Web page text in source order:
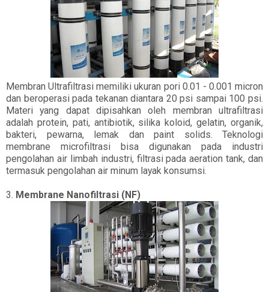
Membran Ultrafiltrasi memiliki ukuran pori 0.01 - 0.001 micron
dan beroperasi pada tekanan diantara 20 psi sampai 100 psi.
Materi yang dapat dipisahkan oleh membran ultrafiltrasi
adalah protein, pati, antibiotik, silika koloid, gelatin, organik,
bakteri, pewarna, lemak dan paint solids. Teknologi
membrane microfiltrasi bisa digunakan pada industri
pengolahan air limbah industri, filtrasi pada aeration tank, dan
termasuk pengolahan air minum layak konsumsi.
3. Membrane Nanofiltrasi (NF)